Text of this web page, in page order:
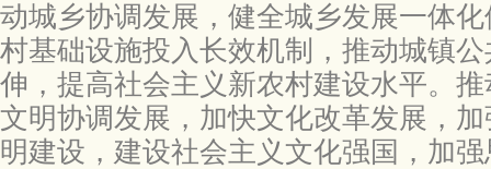
动城乡协调发展，健全城乡发展一体
村基础设施投入长效机制，推动城镇
伸，提高社会主义新农村建设水平。
文明协调发展，加快文化改革发展，
明建设，建设社会主义文化强国，加